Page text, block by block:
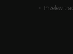
Przelew